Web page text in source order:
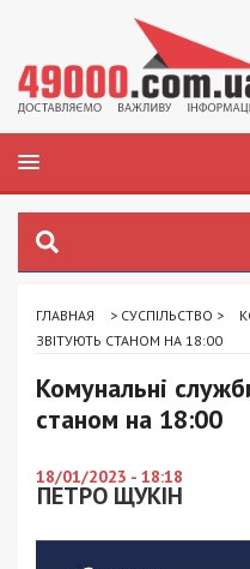
ГЛАВНАЯ > СУСПІЛЬСТВО >
ЗВІТУЮТЬ СТАНОМ НА 18:00
Комунальні
станом на 18:00
18/01/2023 - 18:18
ПЕТРО ЩУКІН